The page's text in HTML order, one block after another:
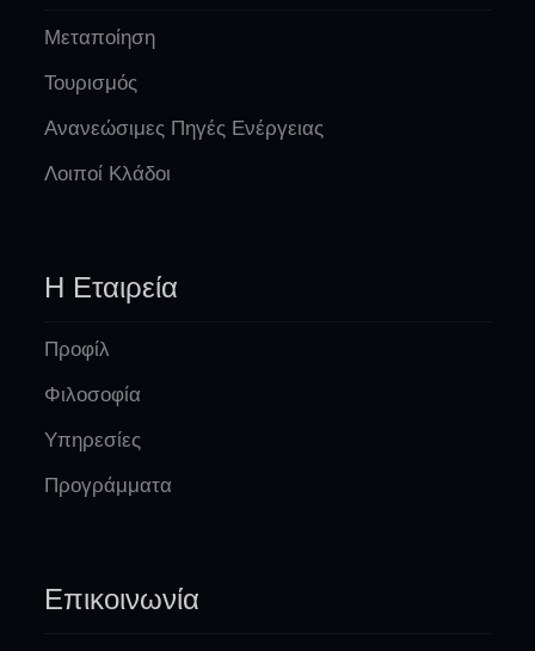
Μεταποίηση
Τουρισμός
Ανανεώσιμες Πηγές Ενέργειας
Λοιποί Κλάδοι
Η Εταιρεία
Προφίλ
Φιλοσοφία
Υπηρεσίες
Προγράμματα
Επικοινωνία